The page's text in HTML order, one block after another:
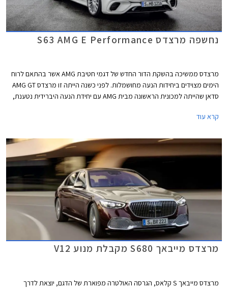
נחשפה מרצדס S63 AMG E Performance
מרצדס ממשיכה בהשקת הדור החדש של דגמי חטיבת AMG אשר בהתאם לרוח
הימים מצוידים ביחידות הנעה מחושמלות. לפני כשנה הייתה זו מרצדס AMG GT
סדאן שהייתה למכונית הראשונה מבית AMG עם יחידת הנעה היברידית נטענת,
של ספינת הדגל מרצדס S63 AMG E Performance.
קרא עוד
מרצדס מייבאך S680 מקבלת מנוע V12
מרצדס מייבאך S קלאס, הגרסה האולטרה מפוארת של הדגם, יוצאת לדרך